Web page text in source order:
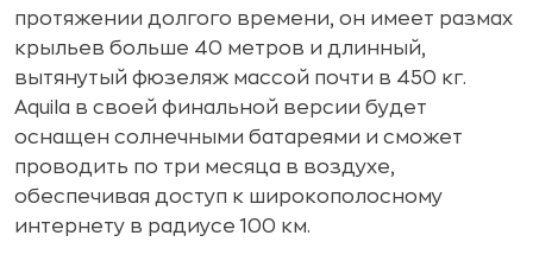
протяжении долгого времени, он имеет размах
крыльев больше 40 метров и длинный,
вытянутый фюзеляж массой почти в 450 кг.
Aquila в своей финальной версии будет
оснащен солнечными батареями и сможет
проводить по три месяца в воздухе,
обеспечивая доступ к широкополосному
интернету в радиусе 100 км.